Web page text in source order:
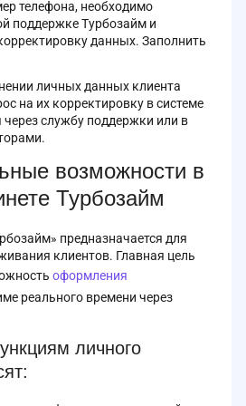
телефона, необходимо
поддержке Турбозайм и
данных. Заполнить
личных данных клиента
на их корректировку в системе
через службу поддержки или в
возможности в
Турбозайм
предназначается для
клиентов. Главная цель
оформления
реального времени через
личного